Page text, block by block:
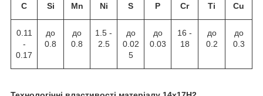
C Si Mn Ni S P Cr Ti Cu
0.11
-
0.17
до
0.8
до
0.8
1.5 -
2.5
до
0.02
5
до
0.03
16 -
18
до
0.2
до
0.3